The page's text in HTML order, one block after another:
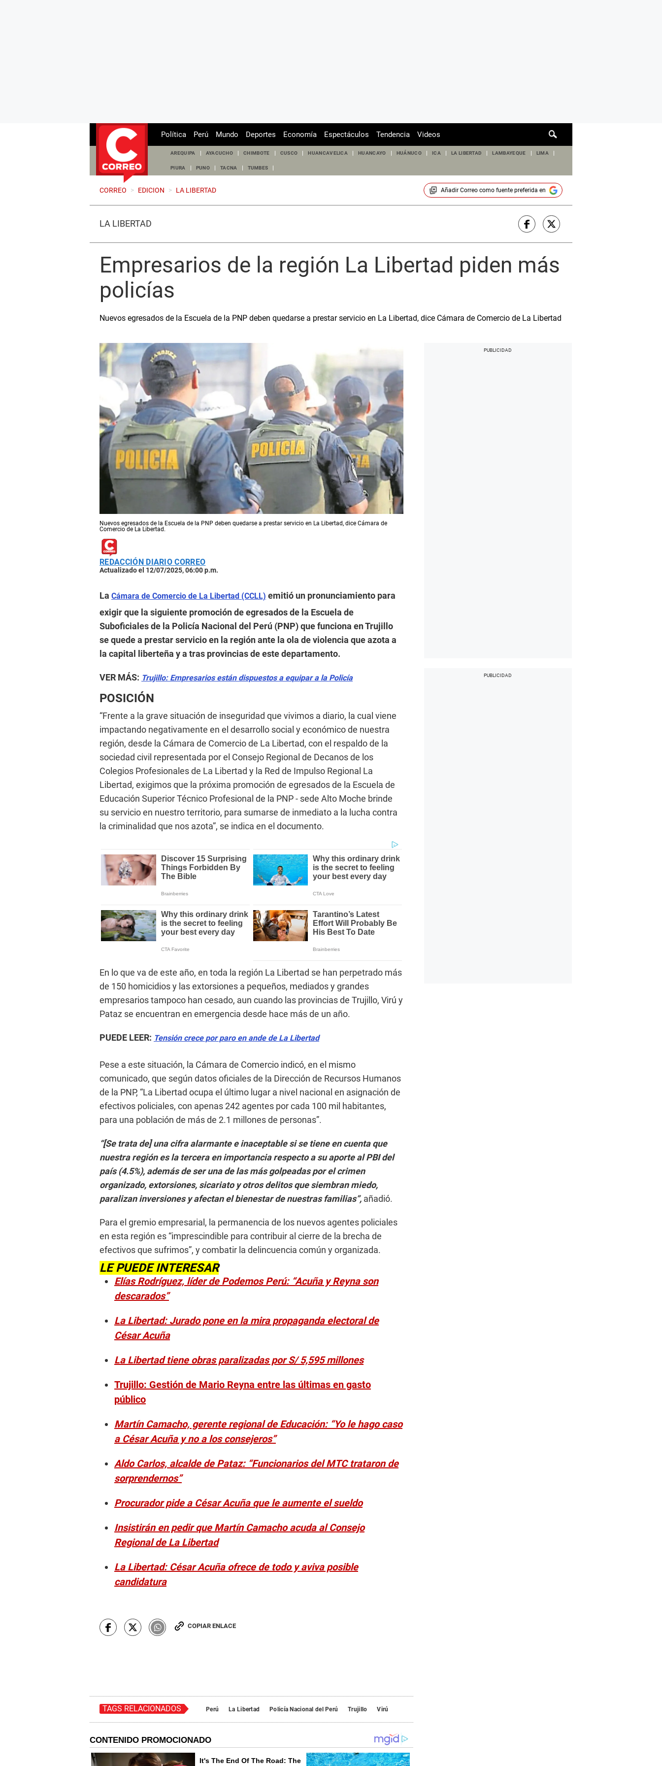
de
Política Perú Mundo Deportes Economía Espectáculos Tendencia Videos
AREQUIPA AYACUCHO CHIMBOTE CUSCO HUANCAVELICA HUANCAYO HUÁNUCO ICA LA LIBERTAD LAMBAYEQUE LIMA
PIURA PUNO TACNA TUMBES
CORREO > EDICION > LA LIBERTAD Añadir Correocomo fuente preferida en
LA LIBERTAD
Empresarios de la región La Libertad piden más
policías
Nuevos egresados de la Escuela de la PNP deben quedarse a prestar servicio en La Libertad, dice Cámara de Comercio de La Libertad
Nuevos egresados de la Escuela de la PNP deben quedarse a prestar servicio en La Libertad, dice Cámara de
Comercio de La Libertad.
REDACCIÓN DIARIO CORREO
Actualizado el 12/07/2025, 06:00 p.m.
La Cámara de Comercio de La Libertad (CCLL) emitió un pronunciamiento para
exigir que la siguiente promoción de egresados de la Escuela de
Suboficiales de la Policía Nacional del Perú (PNP) que funciona en Trujillo
se quede a prestar servicio en la región ante la ola de violencia que azota a
la capital liberteña y a tras provincias de este departamento.
VER MÁS: Trujillo: Empresarios están dispuestos a equipar a la Policía
POSICIÓN
“Frente a la grave situación de inseguridad que vivimos a diario, la cual viene
impactando negativamente en el desarrollo social y económico de nuestra
región, desde la Cámara de Comercio de La Libertad, con el respaldo de la
sociedad civil representada por el Consejo Regional de Decanos de los
Colegios Profesionales de La Libertad y la Red de Impulso Regional La
Libertad, exigimos que la próxima promoción de egresados de la Escuela de
Educación Superior Técnico Profesional de la PNP - sede Alto Moche brinde
su servicio en nuestro territorio, para sumarse de inmediato a la lucha contra
la criminalidad que nos azota”, se indica en el documento.
En lo que va de este año, en toda la región La Libertad se han perpetrado más
de 150 homicidios y las extorsiones a pequeños, mediados y grandes
empresarios tampoco han cesado, aun cuando las provincias de Trujillo, Virú y
Pataz se encuentran en emergencia desde hace más de un año.
PUEDE LEER: Tensión crece por paro en ande de La Libertad
Pese a este situación, la Cámara de Comercio indicó, en el mismo
comunicado, que según datos oficiales de la Dirección de Recursos Humanos
de la PNP, “La Libertad ocupa el último lugar a nivel nacional en asignación de
efectivos policiales, con apenas 242 agentes por cada 100 mil habitantes,
para una población de más de 2.1 millones de personas”.
“[Se trata de] una cifra alarmante e inaceptable si se tiene en cuenta que
nuestra región es la tercera en importancia respecto a su aporte al PBI del
país (4.5%), además de ser una de las más golpeadas por el crimen
organizado, extorsiones, sicariato y otros delitos que siembran miedo,
paralizan inversiones y afectan el bienestar de nuestras familias”, añadió.
Para el gremio empresarial, la permanencia de los nuevos agentes policiales
en esta región es “imprescindible para contribuir al cierre de la brecha de
efectivos que sufrimos”, y combatir la delincuencia común y organizada.
LE PUEDE INTERESAR
Elías Rodríguez, líder de Podemos Perú: “Acuña y Reyna son
descarados”
La Libertad: Jurado pone en la mira propaganda electoral de
César Acuña
La Libertad tiene obras paralizadas por S/ 5,595 millones
Trujillo: Gestión de Mario Reyna entre las últimas en gasto
público
Martín Camacho, gerente regional de Educación: “Yo le hago caso
a César Acuña y no a los consejeros”
Aldo Carlos, alcalde de Pataz: “Funcionarios del MTC trataron de
sorprendernos”
Procurador pide a César Acuña que le aumente el sueldo
Insistirán en pedir que Martín Camacho acuda al Consejo
Regional de La Libertad
La Libertad: César Acuña ofrece de todo y aviva posible
candidatura
COPIAR ENLACE
TAGS RELACIONADOS Perú La Libertad Policía Nacional del Perú Trujillo Virú